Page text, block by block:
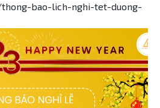
bao-lich-nghi-tet-duong-